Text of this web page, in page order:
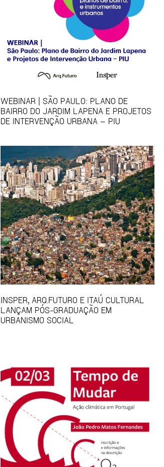
WEBINAR | SÃO PAULO: PLANO DE
BAIRRO DO JARDIM LAPENA E PROJETOS
DE INTERVENÇÃO URBANA – PIU
INSPER, ARQ.FUTURO E ITAÚ CULTURAL
LANÇAM PÓS-GRADUAÇÃO EM
URBANISMO SOCIAL